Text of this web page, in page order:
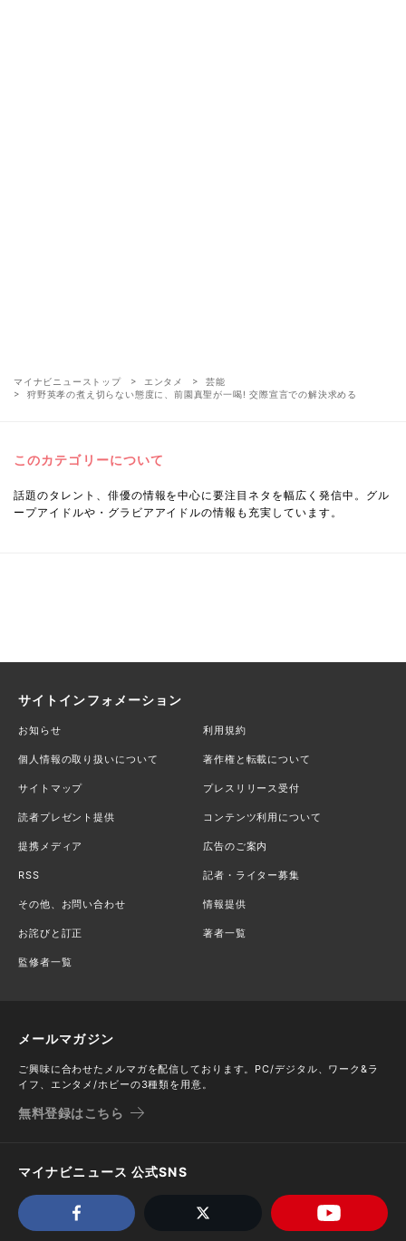
マイナビニューストップ エンタメ
芸能
狩野英孝の煮え切らない態度に、前園真聖が一喝! 交際宣言での解決求める
このカテゴリーについて
話題のタレント、俳優の情報を中心に要注目ネタを幅広く発信中。グル
ープアイドルや・グラビアアイドルの情報も充実しています。
サイトインフォメーション
お知らせ 利用規約
個人情報の取り扱いについて 著作権と転載について
サイトマップ プレスリリース受付
読者プレゼント提供 コンテンツ利用について
提携メディア 広告のご案内
RSS 記者・ライター募集
その他、お問い合わせ 情報提供
お詫びと訂正 著者一覧
監修者一覧
メールマガジン
ご興味に合わせたメルマガを配信しております。PC/デジタル、ワーク&ラ
イフ、エンタメ/ホビーの3種類を用意。
無料登録はこちら
マイナビニュース 公式SNS